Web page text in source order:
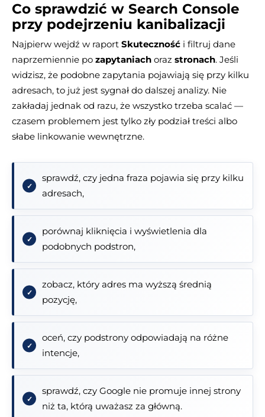
Co sprawdzić w Search Console
przy podejrzeniu kanibalizacji
Najpierw wejdź w raport Skuteczność i filtruj dane
naprzemiennie po zapytaniach oraz stronach. Jeśli
widzisz, że podobne zapytania pojawiają się przy kilku
adresach, to już jest sygnał do dalszej analizy. Nie
zakładaj jednak od razu, że wszystko trzeba scalać —
czasem problemem jest tylko zły podział treści albo
słabe linkowanie wewnętrzne.
sprawdź, czy jedna fraza pojawia się przy kilku
adresach,
porównaj kliknięcia i wyświetlenia dla
podobnych podstron,
zobacz, który adres ma wyższą średnią
pozycję,
oceń, czy podstrony odpowiadają na różne
intencje,
sprawdź, czy Google nie promuje innej strony
niż ta, którą uważasz za główną.